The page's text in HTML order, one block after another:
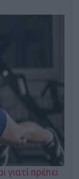
γιατί πρέπει